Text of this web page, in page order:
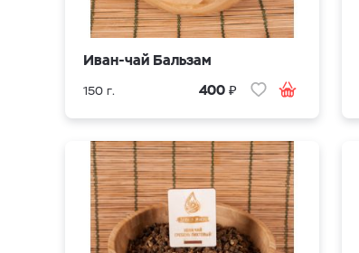
Иван-чай Бальзам
150 г. 400 ₽